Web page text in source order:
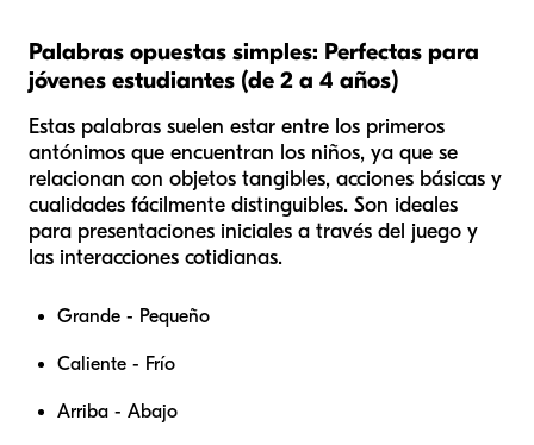
Palabras opuestas simples: Perfectas para
jóvenes estudiantes (de 2 a 4 años)
Estas palabras suelen estar entre los primeros
antónimos que encuentran los niños, ya que se
relacionan con objetos tangibles, acciones básicas y
cualidades fácilmente distinguibles. Son ideales
para presentaciones iniciales a través del juego y
las interacciones cotidianas.
Grande - Pequeño
Caliente - Frío
Arriba - Abajo